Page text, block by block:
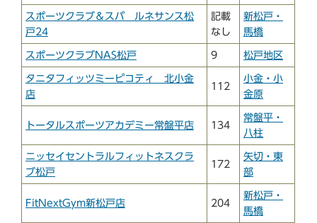
スポーツクラブ＆スパ ルネサンス松
戸24
記載
なし
新松戸・
馬橋
スポーツクラブNAS松戸 9 松戸地区
タニタフィッツミーピコティ 北小金
店
112
小金・小
金原
トータルスポーツアカデミー常盤平店 134
常盤平・
八柱
ニッセイセントラルフィットネスクラ
ブ松戸
172
矢切・東
部
FitNextGym新松戸店 204
新松戸・
馬橋